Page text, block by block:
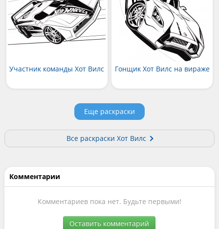
Участник команды Хот Вилс Гонщик Хот Вилс на вираже
Еще раскраски
Все раскраски Хот Вилс
Комментарии
Комментариев пока нет. Будьте первыми!
Оставить комментарий